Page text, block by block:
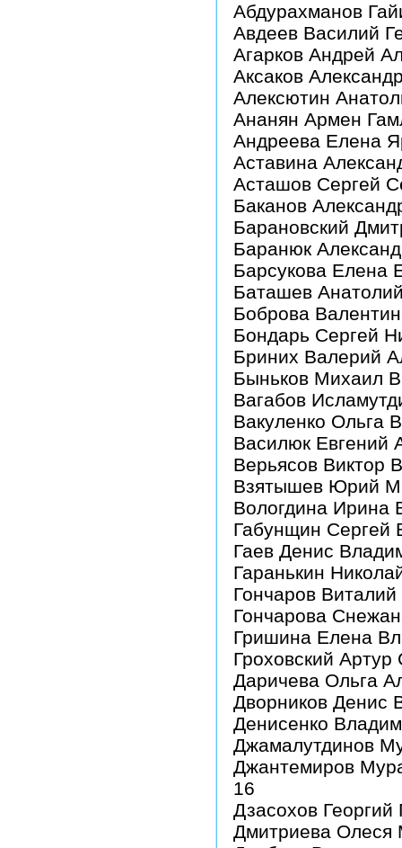
Абдурахманов
Авдеев Василий
Агарков Андрей
Аксаков
Алексютин
Ананян Армен
Андреева Елена
Аставина
Асташов Сергей
Баканов
Барановский
Баранюк
Барсукова Елена
Баташев
Боброва
Бондарь Сергей
Бриних Валерий
Быньков Михаил
Вагабов
Вакуленко Ольга
Василюк Евгений
Верьясов Виктор
Взятышев Юрий
Вологдина
Габунщин
Гаев Денис
Гаранькин
Гончаров
Гончарова
Гришина Елена
Гроховский
Даричева Ольга
Дворников
Денисенко
Джамалутдинов
Джантемиров
16
Дзасохов
Дмитриева